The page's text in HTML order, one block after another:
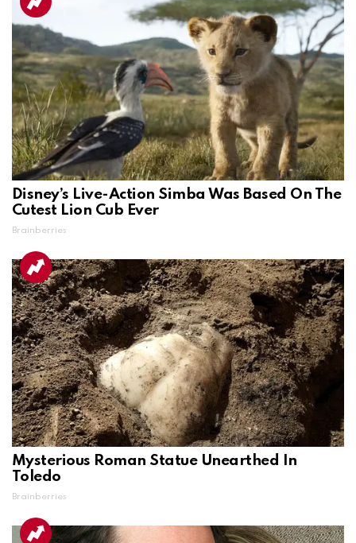
Disney’s Live-Action Simba Was Based On The
Cutest Lion Cub Ever
Brainberries
Mysterious Roman Statue Unearthed In
Toledo
Brainberries